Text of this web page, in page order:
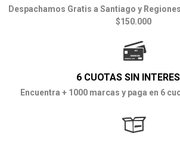
Despachamos Gratis a Santiago y
$150.000
6 CUOTAS SIN
Encuentra + 1000 marcas y paga en 6